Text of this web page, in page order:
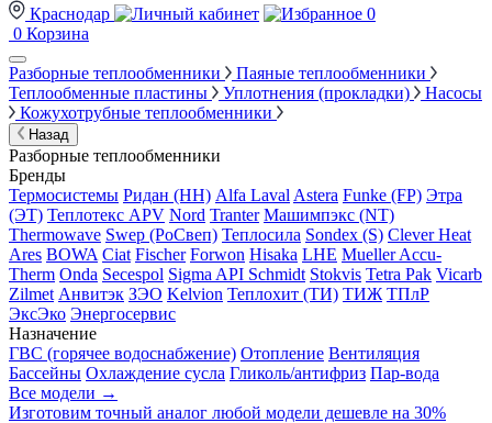
Краснодар
0
0 Корзина
Разборные теплообменники
Паяные теплообменники
Теплообменные пластины
Уплотнения (прокладки)
Насосы
Кожухотрубные теплообменники
Назад
Разборные теплообменники
Бренды
Термосистемы Ридан (НН) Alfa Laval Astera Funke (FP) Этра
(ЭТ) Теплотекс APV Nord Tranter Машимпэкс (NT)
Thermowave Swep (РоСвеп) Теплосила Sondex (S) Clever Heat
Ares BOWA Ciat Fischer Forwon Hisaka LHE Mueller Accu-
Therm Onda Secespol Sigma API Schmidt Stokvis Tetra Pak Vicarb
Zilmet Анвитэк ЗЭО Kelvion Теплохит (ТИ) ТИЖ ТПлР
ЭксЭко Энергосервис
Назначение
ГВС (горячее водоснабжение) Отопление Вентиляция
Бассейны Охлаждение сусла Гликоль/антифриз Пар-вода
Все модели →
Изготовим точный аналог любой модели дешевле на 30%